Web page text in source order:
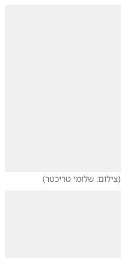
(צילום: שלומי טריכטר)